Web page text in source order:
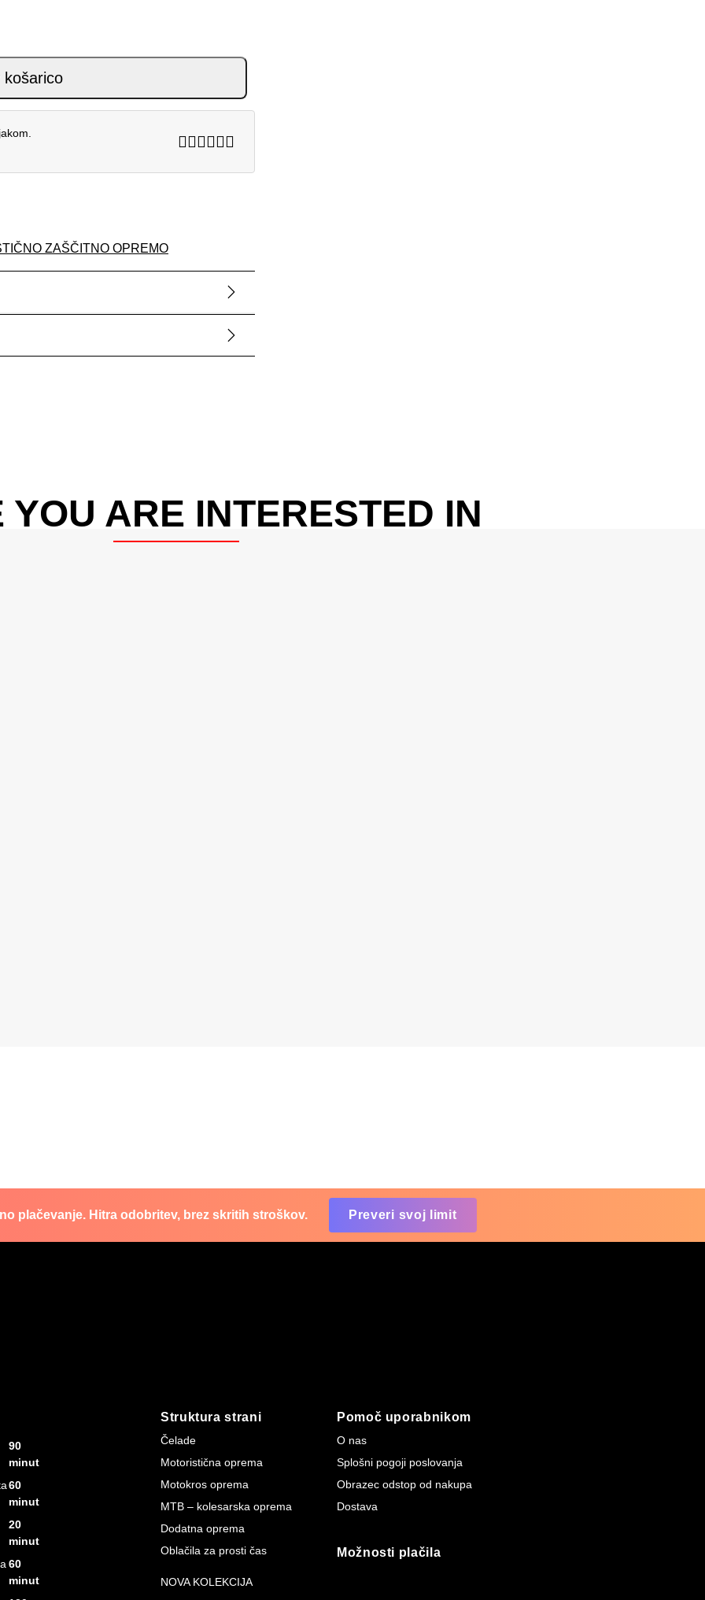
BLACK UCLA BLUE 26 količina
košarico
ZAŠČITNO OPREMO
YOU ARE INTERESTED IN
plačevanje. Hitra odobritev, brez skritih stroškov. Preveri svoj limit
90
minut
60
minut
20
minut
60
minut
Struktura strani
Čelade
Motoristična oprema
Motokros oprema
MTB – kolesarska oprema
Dodatna oprema
Oblačila za prosti čas
NOVA KOLEKCIJA
Pomoč uporabnikom
O nas
Splošni pogoji poslovanja
Obrazec odstop od nakupa
Dostava
Možnosti plačila